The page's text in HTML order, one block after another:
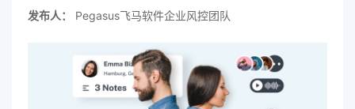
发布人： Pegasus飞马软件企业风控团队